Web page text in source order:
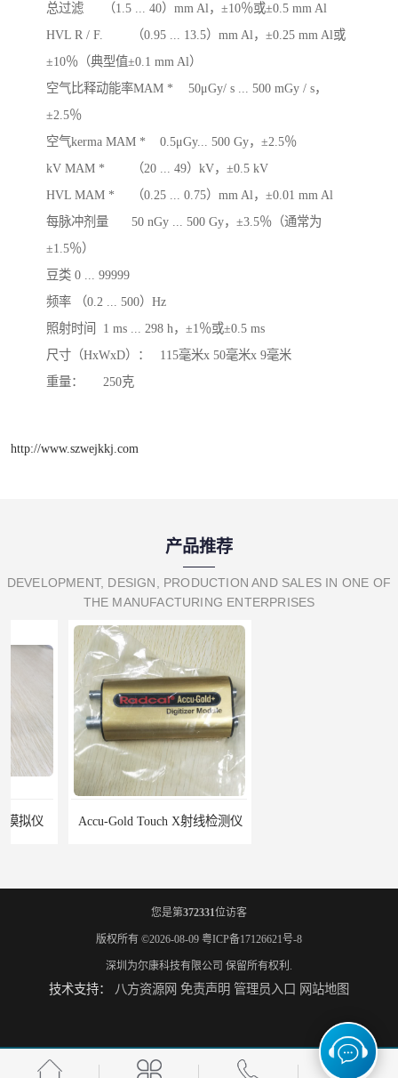
总过滤	（1.5 ... 40）mm Al，±10％或±0.5 mm Al
HVL R / F.	（0.95 ... 13.5）mm Al，±0.25 mm Al或
±10％（典型值±0.1 mm Al）
空气比释动能率MAM *	50μGy/ s ... 500 mGy / s，
±2.5％
空气kerma MAM *	0.5μGy... 500 Gy，±2.5％
kV MAM *	（20 ... 49）kV，±0.5 kV
HVL MAM *	（0.25 ... 0.75）mm Al，±0.01 mm Al
每脉冲剂量	50 nGy ... 500 Gy，±3.5％（通常为
±1.5％）
豆类	0 ... 99999
频率	（0.2 ... 500）Hz
照射时间	1 ms ... 298 h，±1％或±0.5 ms
尺寸（HxWxD）：	115毫米x 50毫米x 9毫米
重量：	250克
http://www.szwejkkj.com
产品推荐
DEVELOPMENT, DESIGN, PRODUCTION AND SALES IN ONE OF
THE MANUFACTURING ENTERPRISES
Accu-Gold Touch X射线检测仪 Rigel PatSim200患者模拟器
SMR330 SPECT性能模体 Gammex Sono410,声模体
您是第372331位访客
版权所有 ©2026-08-09 粤ICP备17126621号-8
深圳为尔康科技有限公司 保留所有权利.
技术支持： 八方资源网 免责声明 管理员入口 网站地图